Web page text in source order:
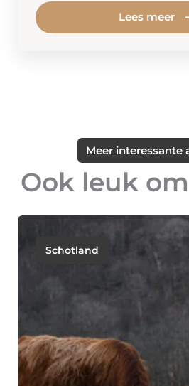
Lees meer
Meer interessante
Ook leuk
Schotland